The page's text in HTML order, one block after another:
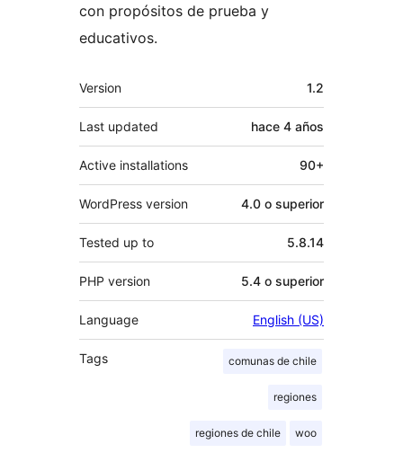
con propósitos de prueba y
educativos.
Meta
Version 1.2
Last updated hace 4 años
Active installations 90+
WordPress version 4.0 o superior
Tested up to 5.8.14
PHP version 5.4 o superior
Language English (US)
Tags comunas de chile
regiones
regiones de chile woo